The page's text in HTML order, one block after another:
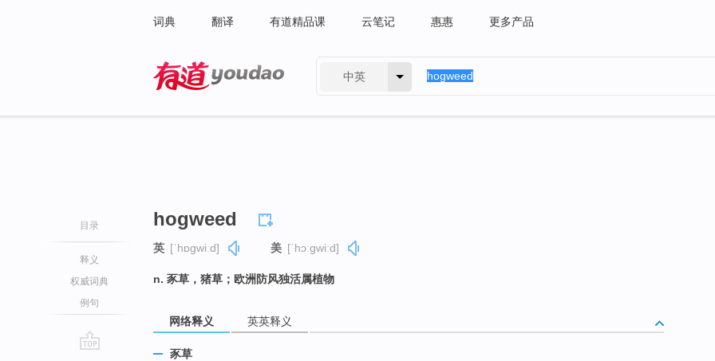
词典 翻译 有道精品课 云笔记 惠惠 更多产品
中英
目录
释义
权威词典
例句
hogweed
英 [ˈhɒɡwiːd] 美 [ˈhɔːɡwiːd]
n. 豕草，猪草；欧洲防风独活属植物
网络释义 英英释义
豕草